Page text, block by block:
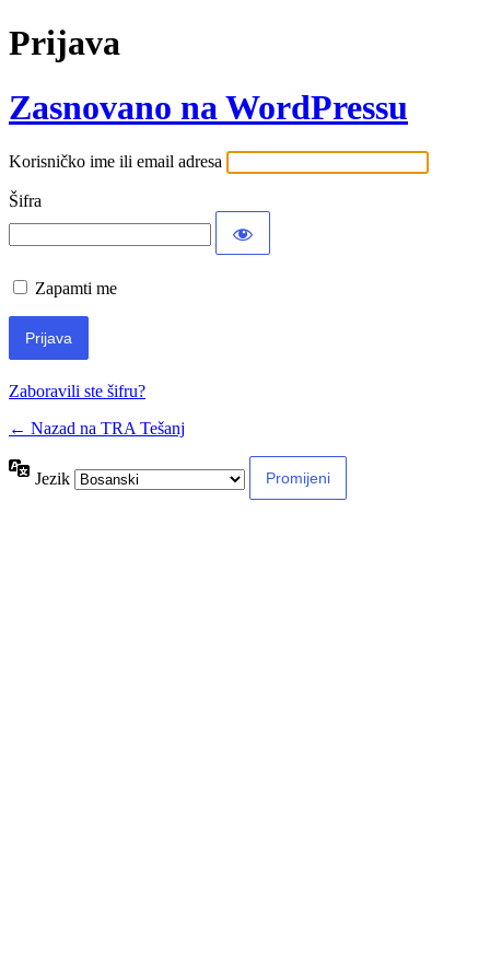
Prijava
Zasnovano na WordPressu
Korisničko ime ili email adresa
Šifra
Zapamti me
Zaboravili ste šifru?
← Nazad na TRA Tešanj
Jezik